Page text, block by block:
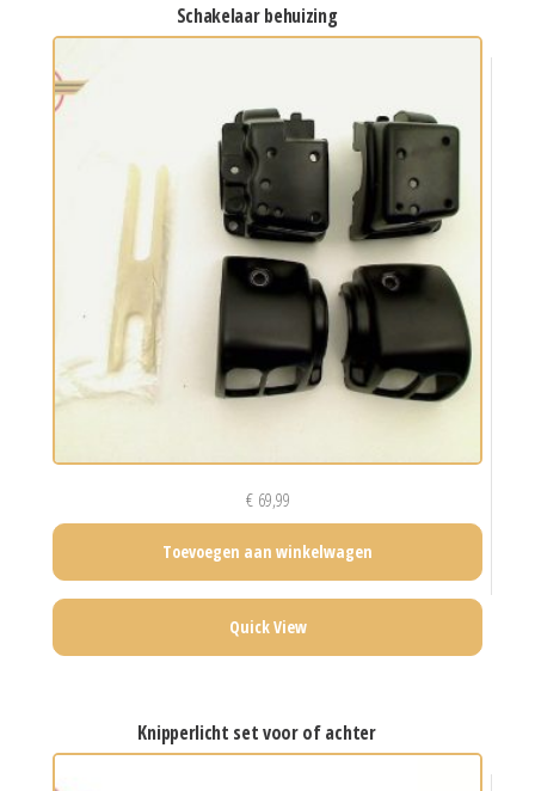
schakelaar behuizing
€69,99
Toevoegen aan winkelwagen
Quick View
knipperlicht set voor of achter